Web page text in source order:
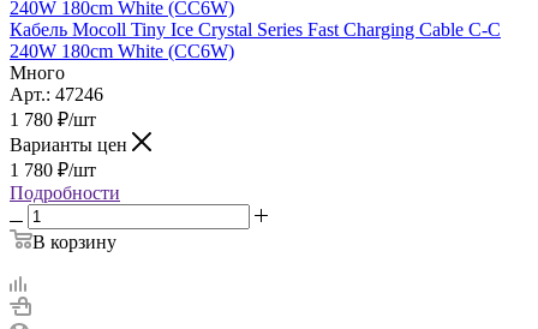
Кабель Mocoll Tiny Ice Crystal Series Fast Charging Cable С-C
240W 180cm White (CC6W)
Много
Арт.: 47246
1 780 ₽/шт
Варианты цен
1 780 ₽/шт
Подробности
В корзину